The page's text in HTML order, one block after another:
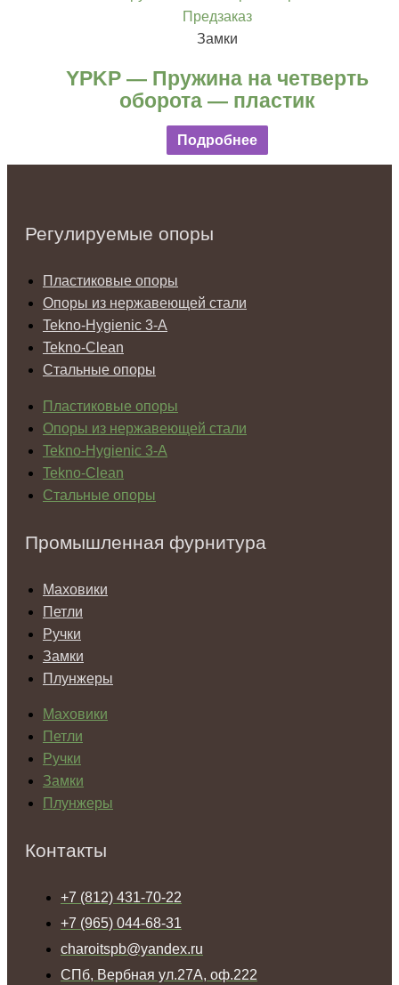
Предзаказ
Замки
YPKP — Пружина на четверть
оборота — пластик
Подробнее
Регулируемые опоры
Пластиковые опоры
Опоры из нержавеющей стали
Tekno-Hygienic 3-А
Tekno-Clean
Стальные опоры
Пластиковые опоры
Опоры из нержавеющей стали
Tekno-Hygienic 3-А
Tekno-Clean
Стальные опоры
Промышленная фурнитура
Маховики
Петли
Ручки
Замки
Плунжеры
Маховики
Петли
Ручки
Замки
Плунжеры
Контакты
+7 (812) 431-70-22
+7 (965) 044-68-31
charoitspb@yandex.ru
СПб, Вербная ул.27А, оф.222